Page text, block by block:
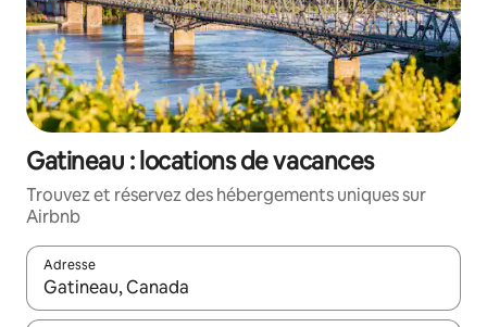
Gatineau : locations de vacances
Trouvez et réservez des hébergements uniques sur
Airbnb
Adresse
Lorsque les résultats s'affichent, utilisez les flèches vers le